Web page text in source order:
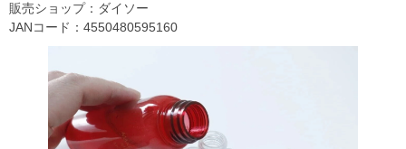
販売ショップ：ダイソー
JANコード：4550480595160